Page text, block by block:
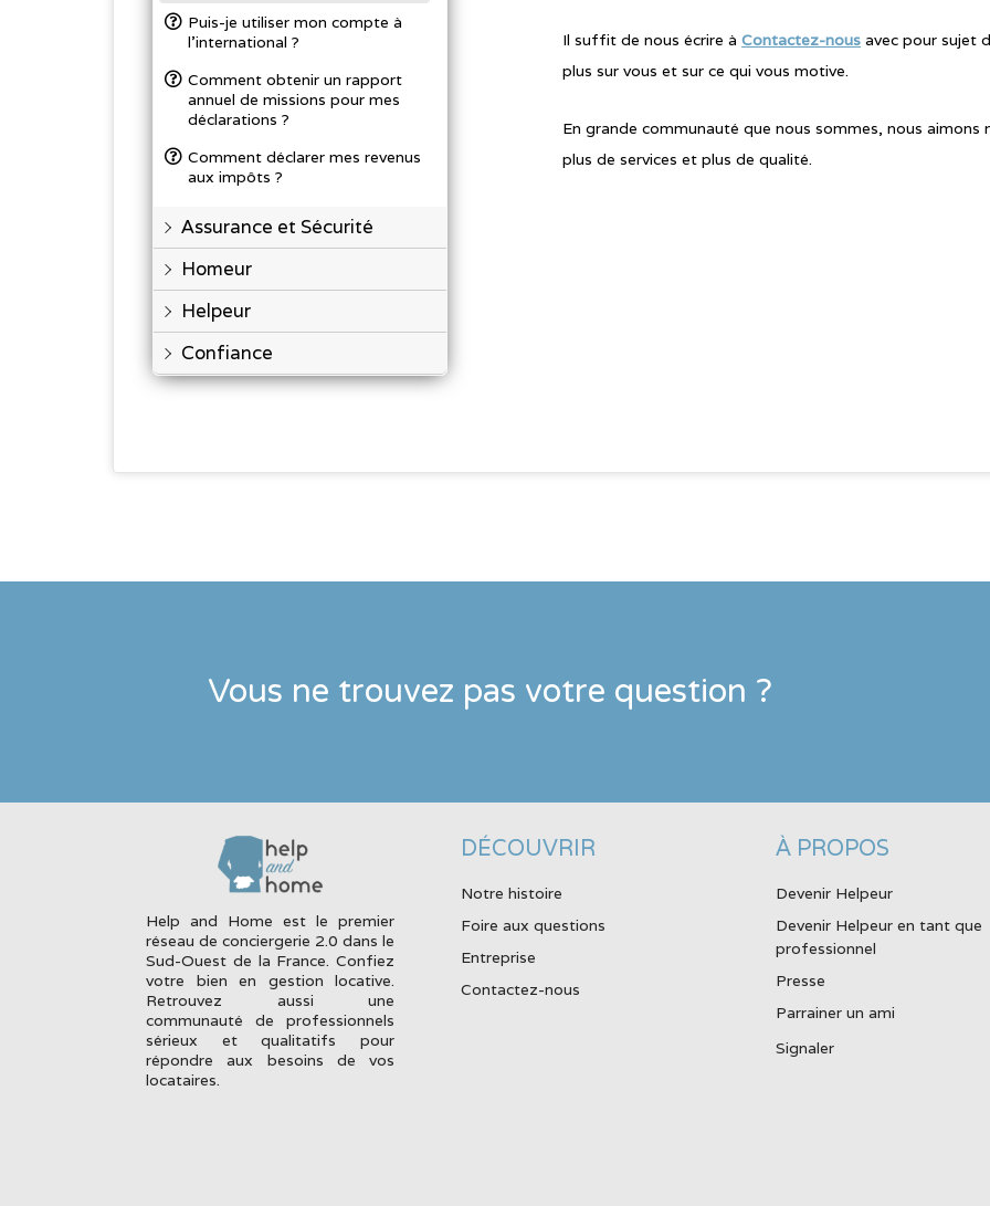
Il suffit de nous écrire àContactez-nous avec pour sujet
plus sur vous et sur ce qui vous motive.
En grande communauté que nous sommes, nous
plus de services et plus de qualité.
Puis-je utiliser mon compte à
l’international ?
Comment obtenir un rapport
annuel de missions pour mes
déclarations ?
Comment déclarer mes revenus
aux impôts ?
Assurance et Sécurité
Homeur
Helpeur
Confiance
Vous ne trouvez pas votre question ?
Help and Home est le premier
réseau de conciergerie 2.0 dans le
Sud-Ouest de la France. Confiez
votre bien en gestion locative.
Retrouvez aussi une
communauté de professionnels
sérieux et qualitatifs pour
répondre aux besoins de vos
locataires.
DÉCOUVRIR
Notre histoire
Foire aux questions
Entreprise
Contactez-nous
À PROPOS
Devenir Helpeur
Devenir Helpeur en tant que
professionnel
Presse
Parrainer un ami
Signaler